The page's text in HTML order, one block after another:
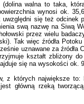
walna to taka,
wynosi ok.
się też odcinek
swą nazwę na Siwą
przez wielu
Tak więc źródła Potoku
uznawane za źródła
kształt zbliżony
się na wysokości ok.
z których największe to:
główną rzeką